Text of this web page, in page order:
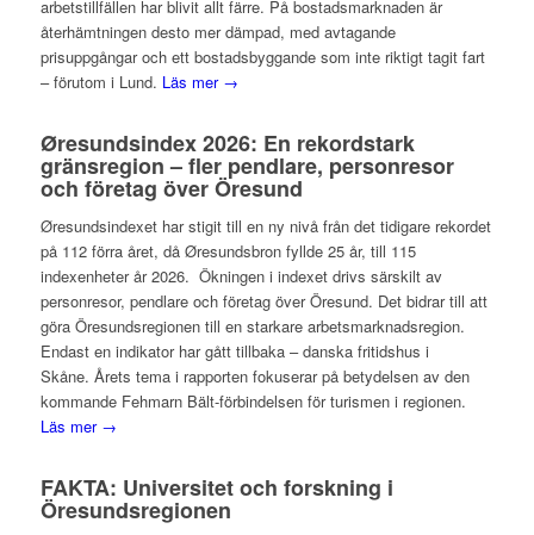
arbetstillfällen har blivit allt färre. På bostadsmarknaden är
återhämtningen desto mer dämpad, med avtagande
prisuppgångar och ett bostadsbyggande som inte riktigt tagit fart
– förutom i Lund. Läs mer →
Øresundsindex 2026: En rekordstark
gränsregion – fler pendlare, personresor
och företag över Öresund
Øresundsindexet har stigit till en ny nivå från det tidigare rekordet
på 112 förra året, då Øresundsbron fyllde 25 år, till 115
indexenheter år 2026. Ökningen i indexet drivs särskilt av
personresor, pendlare och företag över Öresund. Det bidrar till att
göra Öresundsregionen till en starkare arbetsmarknadsregion.
Endast en indikator har gått tillbaka – danska fritidshus i
Skåne. Årets tema i rapporten fokuserar på betydelsen av den
kommande Fehmarn Bält-förbindelsen för turismen i regionen.
Läs mer →
FAKTA: Universitet och forskning i
Öresundsregionen